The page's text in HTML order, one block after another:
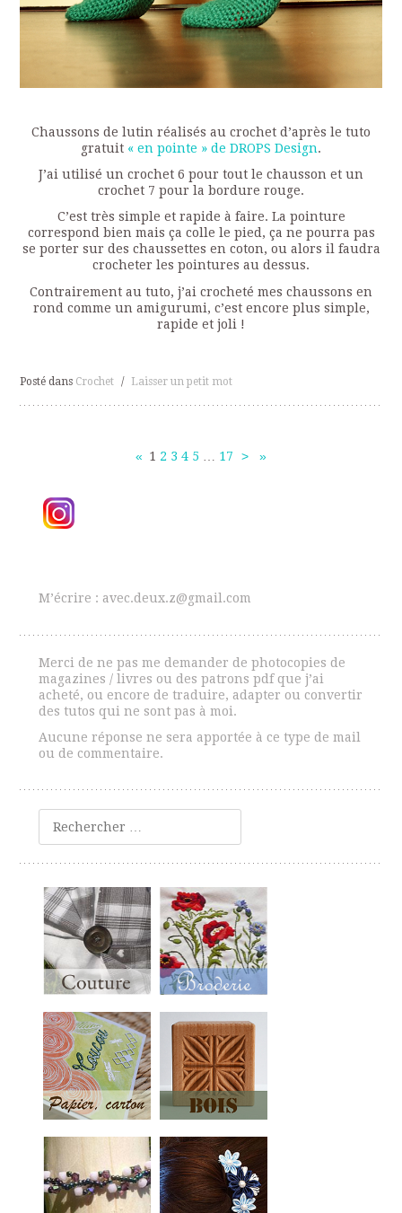
Chaussons de lutin réalisés au crochet d’après le tuto
gratuit « en pointe » de DROPS Design.
J’ai utilisé un crochet 6 pour tout le chausson et un
crochet 7 pour la bordure rouge.
C’est très simple et rapide à faire. La pointure
correspond bien mais ça colle le pied, ça ne pourra pas
se porter sur des chaussettes en coton, ou alors il faudra
crocheter les pointures au dessus.
Contrairement au tuto, j’ai crocheté mes chaussons en
rond comme un amigurumi, c’est encore plus simple,
rapide et joli !
Posté dans Crochet / Laisser un petit mot
Navigation
des
« 1 2 3 4 5 17 > »
M’écrire : avec.deux.z@gmail.com
Merci de ne pas me demander de photocopies de
magazines / livres ou des patrons pdf que j’ai
acheté, ou encore de traduire, adapter ou convertir
des tutos qui ne sont pas à moi.
Aucune réponse ne sera apportée à ce type de mail
ou de commentaire.
Rechercher